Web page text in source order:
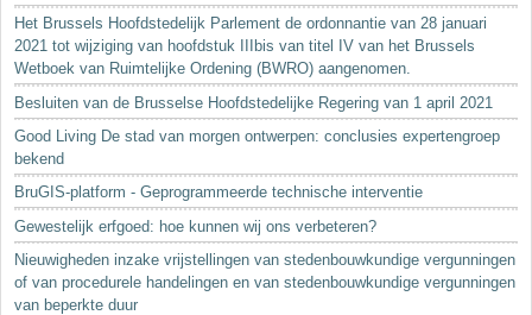
Het Brussels Hoofdstedelijk Parlement de ordonnantie van 28 januari
2021 tot wijziging van hoofdstuk IIIbis van titel IV van het Brussels
Wetboek van Ruimtelijke Ordening (BWRO) aangenomen.
Besluiten van de Brusselse Hoofdstedelijke Regering van 1 april 2021
Good Living De stad van morgen ontwerpen: conclusies expertengroep
bekend
BruGIS-platform - Geprogrammeerde technische interventie
Gewestelijk erfgoed: hoe kunnen wij ons verbeteren?
Nieuwigheden inzake vrijstellingen van stedenbouwkundige vergunningen
of van procedurele handelingen en van stedenbouwkundige vergunningen
van beperkte duur